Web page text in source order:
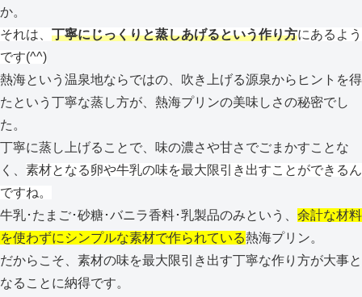
か。
それは、 丁寧にじっくりと蒸しあげるという作り方にあるよう
です(^^)
熱海という温泉地ならではの、吹き上げる源泉からヒントを得
たという丁寧な蒸し方が、熱海プリンの美味しさの秘密でし
た。
丁寧に蒸し上げることで、味の濃さや甘さでごまかすことな
く、 素材となる卵や牛乳の味を最大限引き出すことができるん
ですね。
牛乳･たまご･砂糖･バニラ香料･乳製品のみという、 余計な材料
を使わずにシンプルな素材で作られている熱海プリン。
だからこそ、素材の味を最大限引き出す丁寧な作り方が大事と
なることに納得です。